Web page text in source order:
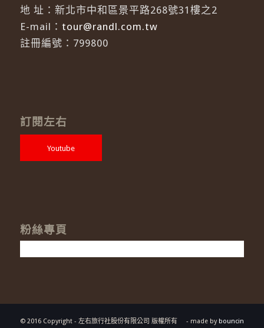
地 址：新北市中和區景平路268號31樓之2
E-mail： tour@randl.com.tw
註冊編號：799800
訂閱左右
Youtube
粉絲專頁
© 2016 Copyright - 左右旅行社股份有限公司 版權所有 - made by bouncin